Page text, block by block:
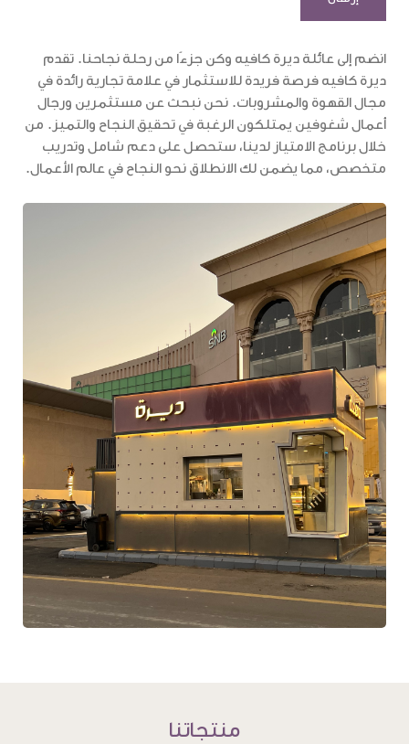
انضم إلى عائلة ديرة كافيه وكن جزءًا من رحلة نجاحنا. تقدم
ديرة كافيه فرصة فريدة للاستثمار في علامة تجارية رائدة في
مجال القهوة والمشروبات. نحن نبحث عن مستثمرين ورجال
أعمال شغوفين يمتلكون الرغبة في تحقيق النجاح والتميز. من
خلال برنامج الامتياز لدينا، ستحصل على دعم شامل وتدريب
متخصص، مما يضمن لك الانطلاق نحو النجاح في عالم الأعمال.
منتجاتنا